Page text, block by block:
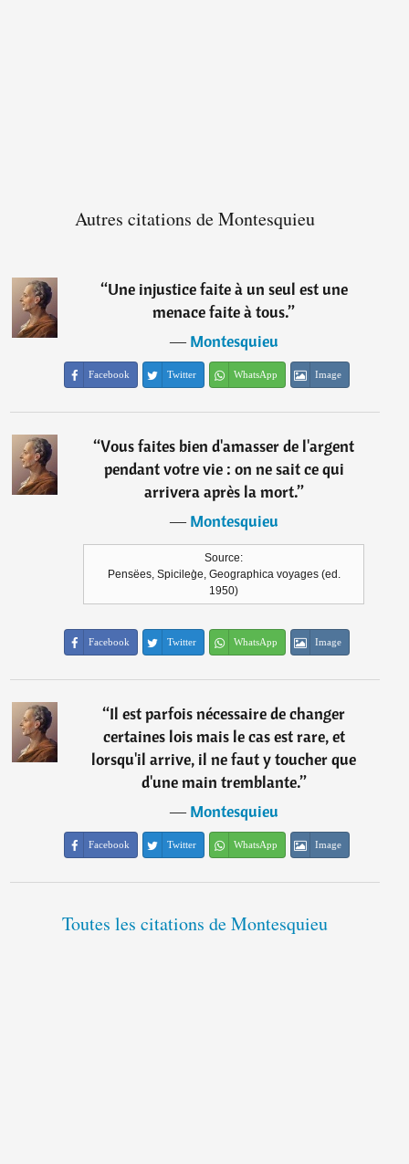
Autres citations de Montesquieu
“Une injustice faite à un seul est une
menace faite à tous.”
―Montesquieu
Facebook Twitter WhatsApp Image
“Vous faites bien d'amasser de l'argent
pendant votre vie : on ne sait ce qui
arrivera après la mort.”
―Montesquieu
Source:
Pensëes, Spicileg̀e, Geographica voyages (ed.
1950)
Facebook Twitter WhatsApp Image
“Il est parfois nécessaire de changer
certaines lois mais le cas est rare, et
lorsqu'il arrive, il ne faut y toucher que
d'une main tremblante.”
―Montesquieu
Facebook Twitter WhatsApp Image
Toutes les citations de Montesquieu